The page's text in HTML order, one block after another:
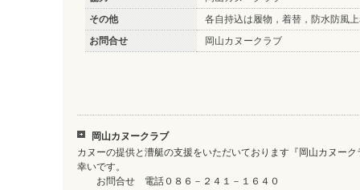
その他
各自持込は履物，着替，防水防風
お問合せ
岡山カヌークラブ
岡山カヌークラブ
カヌーの提供と漕艇の支援をいただいております『岡山カヌー
幸いです。
お問合せ 電話０８６－２４１－１６４０